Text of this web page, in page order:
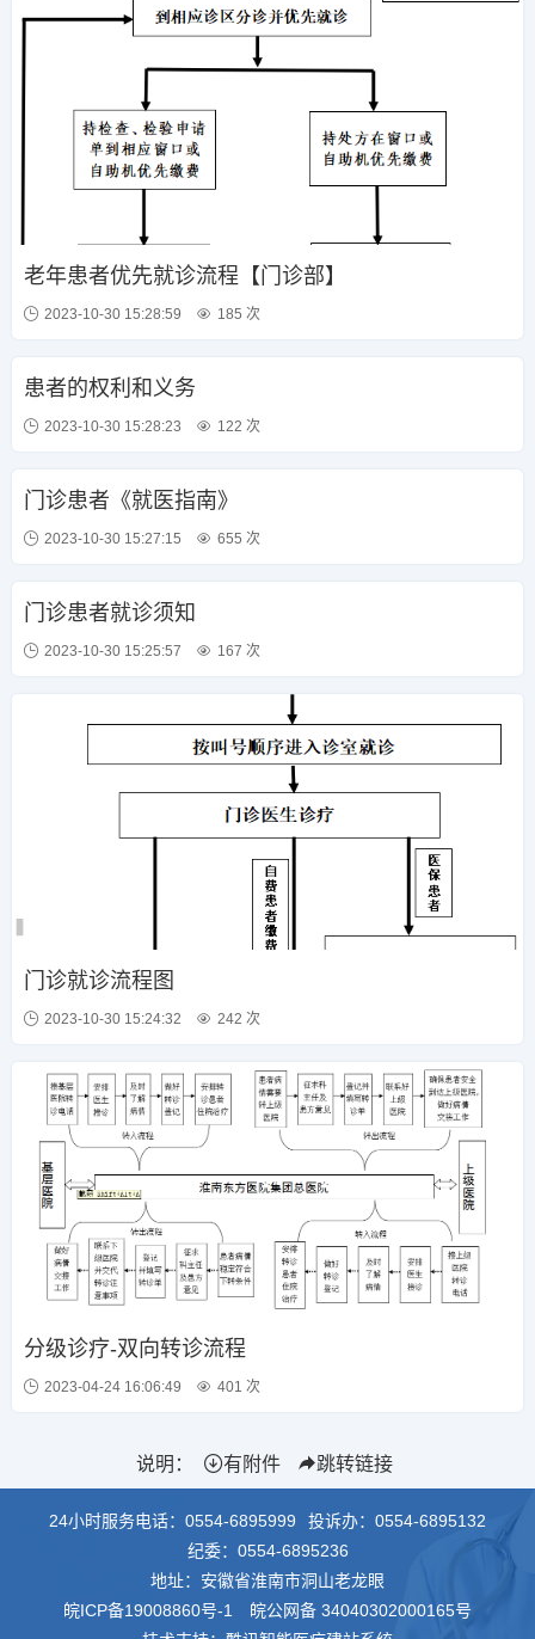
老年患者优先就诊流程【门诊部】
2023-10-30 15:28:59 185 次
患者的权利和义务
2023-10-30 15:28:23 122 次
门诊患者《就医指南》
2023-10-30 15:27:15 655 次
门诊患者就诊须知
2023-10-30 15:25:57 167 次
门诊就诊流程图
2023-10-30 15:24:32 242 次
分级诊疗-双向转诊流程
2023-04-24 16:06:49 401 次
说明： 有附件 跳转链接
24小时服务电话： 0554-6895999 投诉办： 0554-6895132
纪委： 0554-6895236
地址：安徽省淮南市洞山老龙眼
皖ICP备19008860号-1
皖公网备 34040302000165号